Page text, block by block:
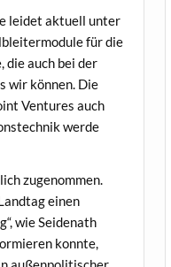
lei­det aktuell unter
für die
die auch bei der
wir kön­nen. Die
Ven­tures auch
werde
zugenom­men.
einen
wie Sei­de­nath
kon­nte,